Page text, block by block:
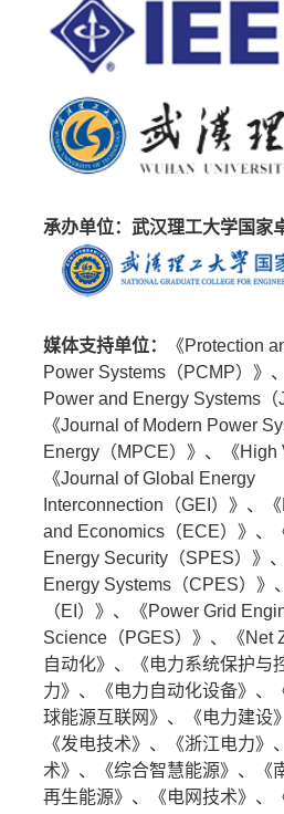
承办单位：武汉理工大学国家
媒体支持单位：
《Protection
Power Systems（PCMP）》
Power and Energy Systems（
《Journal of Modern Power
Energy（MPCE）》、《High
《Journal of Global Energy
Interconnection（GEI）》、
and Economics（ECE）》、
Energy Security（SPES）》
Energy Systems（CPES）》
（EI）》、《Power Grid
Science（PGES）》、《Net
自动化》、《电力系统保护与
力》、《电力自动化设备》、
球能源互联网》、《电力建设
《发电技术》、《浙江电力》
术》、《综合智慧能源》、《
再生能源》、《电网技术》、